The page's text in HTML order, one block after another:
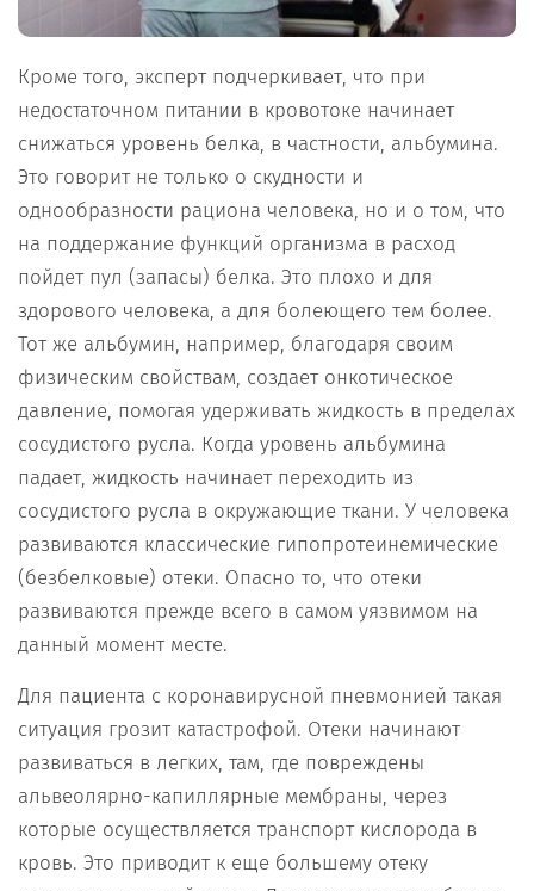
Кроме того, эксперт подчеркивает, что при
недостаточном питании в кровотоке начинает
снижаться уровень белка, в частности, альбумина.
Это говорит не только о скудности и
однообразности рациона человека, но и о том, что
на поддержание функций организма в расход
пойдет пул (запасы) белка. Это плохо и для
здорового человека, а для болеющего тем более.
Тот же альбумин, например, благодаря своим
физическим свойствам, создает онкотическое
давление, помогая удерживать жидкость в пределах
сосудистого русла. Когда уровень альбумина
падает, жидкость начинает переходить из
сосудистого русла в окружающие ткани. У человека
развиваются классические гипопротеинемические
(безбелковые) отеки. Опасно то, что отеки
развиваются прежде всего в самом уязвимом на
данный момент месте.
Для пациента с коронавирусной пневмонией такая
ситуация грозит катастрофой. Отеки начинают
развиваться в легких, там, где повреждены
альвеолярно-капиллярные мембраны, через
которые осуществляется транспорт кислорода в
кровь. Это приводит к еще большему отеку